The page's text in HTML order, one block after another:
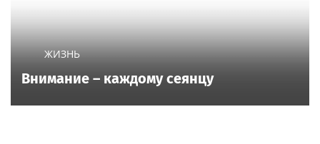
ЖИЗНЬ
Внимание – каждому сеянцу